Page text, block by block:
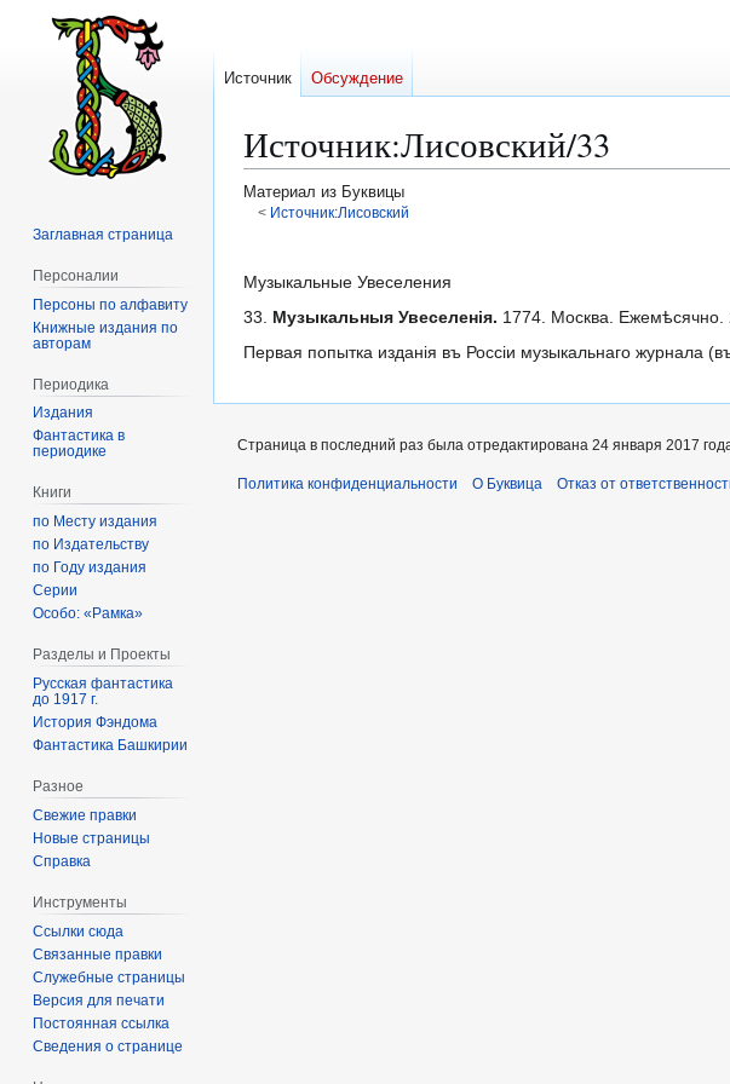
Источник:Лисовский/33
Материал из Буквицы
< Источник:Лисовский
к
навигации
к
поиску
Музыкальные Увеселения
33. Музыкальныя Увеселенія. 1774. Москва.
Первая попытка изданія въ Россіи музыкальнаго журнала
Источник Обсуждение
Заглавная страница
Персоналии
Персоны по алфавиту
Книжные издания по
авторам
Периодика
Издания
Фантастика в
периодике
Книги
по Месту издания
по Издательству
по Году издания
Серии
Особо: «Рамка»
Разделы и Проекты
Русская фантастика
до 1917 г.
История Фэндома
Фантастика Башкирии
Разное
Свежие правки
Новые страницы
Справка
Инструменты
Ссылки сюда
Связанные правки
Служебные страницы
Версия для печати
Постоянная ссылка
Сведения о странице
Страница в последний раз была отредактирована 24 января 2017
Политика конфиденциальности О Буквица Отказ от